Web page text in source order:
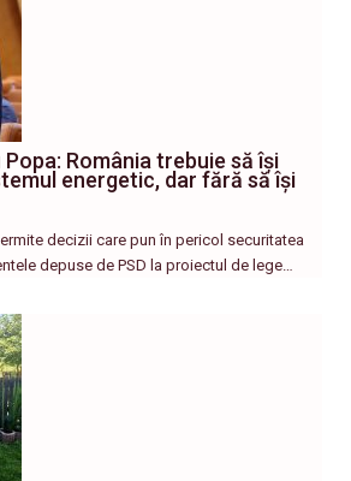
România trebuie să își
energetic, dar fără să își
decizii care pun în pericol securitatea
depuse de PSD la proiectul de lege…